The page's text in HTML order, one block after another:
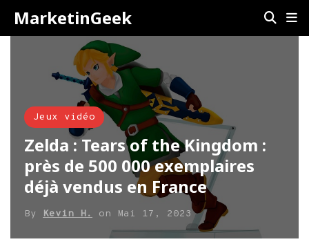
MarketinGeek
Jeux vidéo
Zelda : Tears of the Kingdom :
près de 500 000 exemplaires
déjà vendus en France
By Kevin H. on Mai 17, 2023